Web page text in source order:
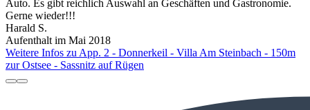
Auto. Es gibt reichlich Auswahl an Geschäften und Gastronomie.
Gerne wieder!!!
Harald S.
Aufenthalt im Mai 2018
Weitere Infos zu App. 2 - Donnerkeil - Villa Am Steinbach - 150m
zur Ostsee - Sassnitz auf Rügen